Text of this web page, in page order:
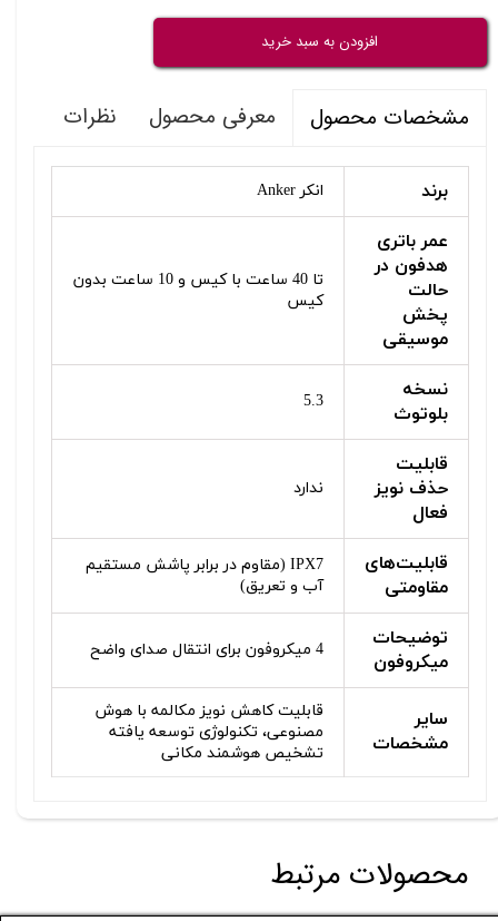
افزودن به سبد خرید
مشخصات محصول معرفی محصول نظرات
برند انکر Anker
عمر باتری
هدفون در
حالت
پخش
موسیقی
تا 40 ساعت با کیس و 10 ساعت بدون
کیس
نسخه
بلوتوث
5.3
قابلیت
حذف نویز
فعال
ندارد
قابلیت‌های
مقاومتی
IPX7 (مقاوم در برابر پاشش مستقیم
آب و تعریق)
توضیحات
میکروفون
4 میکروفون برای انتقال صدای واضح
سایر
مشخصات
قابلیت کاهش نویز مکالمه با هوش
مصنوعی، تکنولوژی توسعه یافته
تشخیص هوشمند مکانی
محصولات مرتبط